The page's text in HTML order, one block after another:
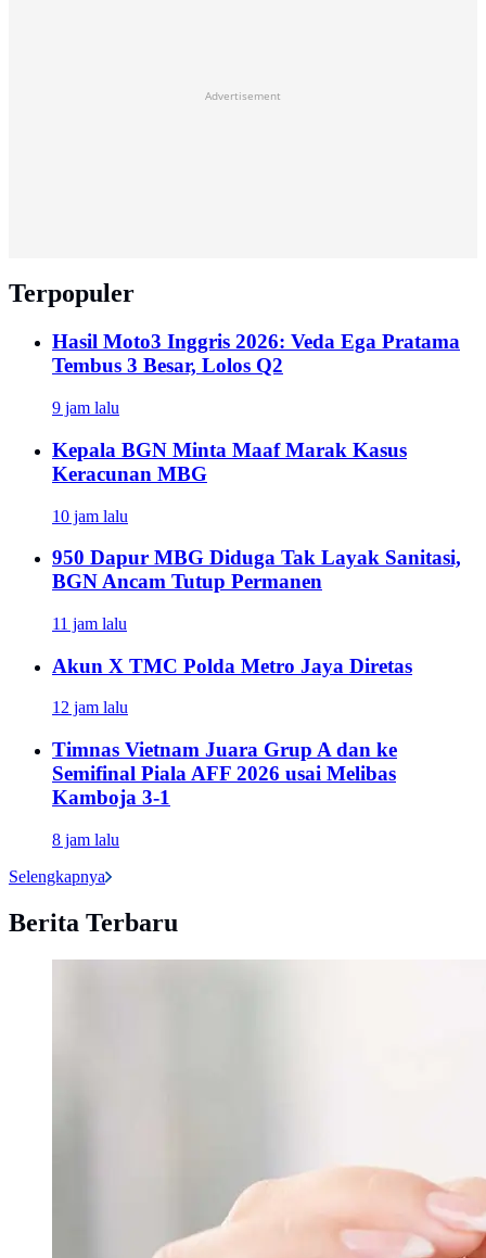
Advertisement
Terpopuler
Hasil Moto3 Inggris 2026: Veda Ega Pratama
Tembus 3 Besar, Lolos Q2
9 jam lalu
Kepala BGN Minta Maaf Marak Kasus
Keracunan MBG
10 jam lalu
950 Dapur MBG Diduga Tak Layak Sanitasi,
BGN Ancam Tutup Permanen
11 jam lalu
Akun X TMC Polda Metro Jaya Diretas
12 jam lalu
Timnas Vietnam Juara Grup A dan ke
Semifinal Piala AFF 2026 usai Melibas
Kamboja 3-1
8 jam lalu
Selengkapnya
Berita Terbaru